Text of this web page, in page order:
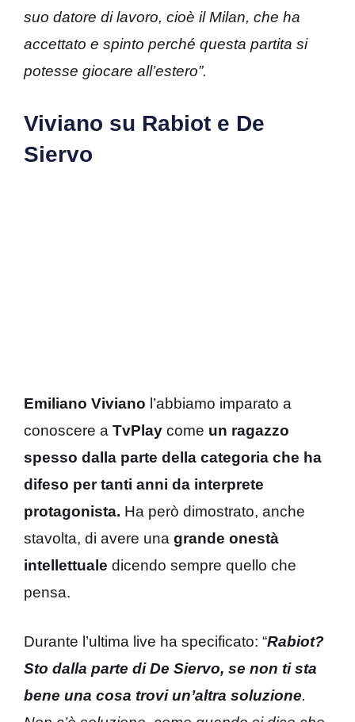
suo datore di lavoro, cioè il Milan, che ha
accettato e spinto perché questa partita si
potesse giocare all’estero”.
Viviano su Rabiot e De
Siervo
Emiliano Viviano l’abbiamo imparato a
conoscere a TvPlay come un ragazzo
spesso dalla parte della categoria che ha
difeso per tanti anni da interprete
protagonista. Ha però dimostrato, anche
stavolta, di avere una grande onestà
intellettuale dicendo sempre quello che
pensa.
Durante l’ultima live ha specificato: “Rabiot?
Sto dalla parte di De Siervo, se non ti sta
bene una cosa trovi un’altra soluzione.